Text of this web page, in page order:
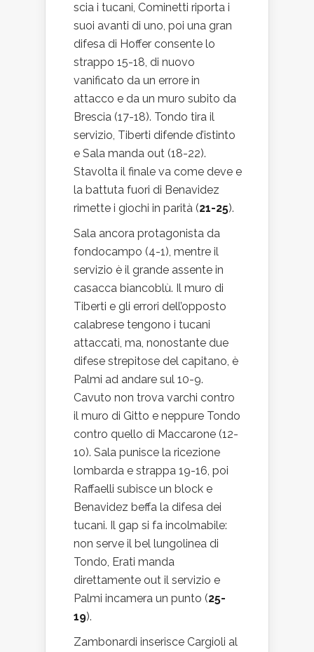
scia i tucani, Cominetti riporta i
suoi avanti di uno, poi una gran
difesa di Hoffer consente lo
strappo 15-18, di nuovo
vanificato da un errore in
attacco e da un muro subito da
Brescia (17-18). Tondo tira il
servizio, Tiberti difende d’istinto
e Sala manda out (18-22).
Stavolta il finale va come deve e
la battuta fuori di Benavidez
rimette i giochi in parità (21-25).
Sala ancora protagonista da
fondocampo (4-1), mentre il
servizio è il grande assente in
casacca biancoblù. Il muro di
Tiberti e gli errori dell’opposto
calabrese tengono i tucani
attaccati, ma, nonostante due
difese strepitose del capitano, è
Palmi ad andare sul 10-9.
Cavuto non trova varchi contro
il muro di Gitto e neppure Tondo
contro quello di Maccarone (12-
10). Sala punisce la ricezione
lombarda e strappa 19-16, poi
Raffaelli subisce un block e
Benavidez beffa la difesa dei
tucani. Il gap si fa incolmabile:
non serve il bel lungolinea di
Tondo, Erati manda
direttamente out il servizio e
Palmi incamera un punto (25-
19).
Zambonardi inserisce Cargioli al